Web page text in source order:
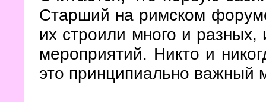
Старший на римском
их строили много и
мероприятий. Никто и
это принципиально важный